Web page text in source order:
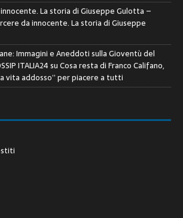
La storia di Giuseppe Gulotta –
da innocente. La storia di Giuseppe
Immagini e Aneddoti sulla Gioventù del
ITALIA24suCosa resta di Franco Califano,
vita addosso” per piacere a tutti